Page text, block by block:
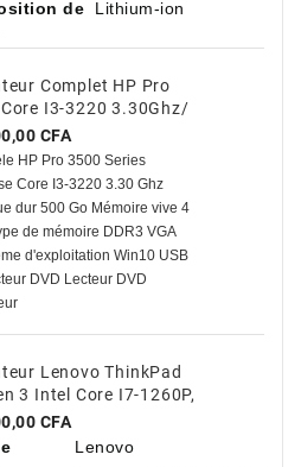
de
Lithium-ion
Complet HP Pro
I3-3220 3.30Ghz/
HDD / 4 Go Avec TVA
CFA
HP Pro 3500 Series
Core I3-3220 3.30 Ghz
dur 500 Go Mémoire vive 4
de mémoire DDR3 VGA
d'exploitation Win10 USB
DVD Lecteur DVD
Lenovo ThinkPad
3 Intel Core I7-1260P,
16 Go De RAM,
De SSD NVMe
CFA
Lenovo